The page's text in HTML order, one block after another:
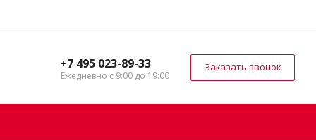
+7 495 023-89-33
Ежедневно с 9:00 до 19:00
Заказать звонок